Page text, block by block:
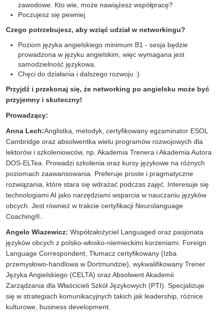
zawodowe. Kto wie, może nawiążesz współpracę?
Poczujesz się pewniej
Czego potrzebujesz, aby wziąć udział w networkingu?
Poziom języka angielskiego minimum B1 - sesja będzie
prowadzona w języku angielskim, więc wymagana jest
samodzielność językowa.
Chęci do działania i dalszego rozwoju :)
Przyjdź i przekonaj się, że networking po angielsku może być
przyjemny i skuteczny!
Prowadzący:
Anna Lech:Anglistka, metodyk, certyfikowany egzaminator ESOL
Cambridge oraz absolwentka wielu programów rozwojowych dla
lektorów i szkoleniowców, np. Akademia Trenera i Akademia Autora
DOS-ELTea. Prowadzi szkolenia oraz kursy językowe na różnych
poziomach zaawansowania. Preferuje proste i pragmatyczne
rozwiązania, które stara się wdrażać podczas zajęć. Interesuje się
technologiami AI jako narzędziami wsparcia w nauczaniu języków
obcych. Jest również w trakcie certyfikacji Neurolanguage
Coaching®.
Angelo Wiazewicz: Współzałożyciel Languaged oraz pasjonata
języków obcych z polsko-włosko-niemieckimi korzeniami. Foreign
Language Correspondent, Tłumacz certyfikowany (Izba
przemysłowo-handlowa w Dortmundzie), wykwalifikowany Trener
Języka Angielskiego (CELTA) oraz Absolwent Akademii
Zarządzania dla Właścicieli Szkół Językowych (PTI). Specjalizuje
się w strategiach komunikacyjnych takich jak leadership, różnice
kulturowe, business development.